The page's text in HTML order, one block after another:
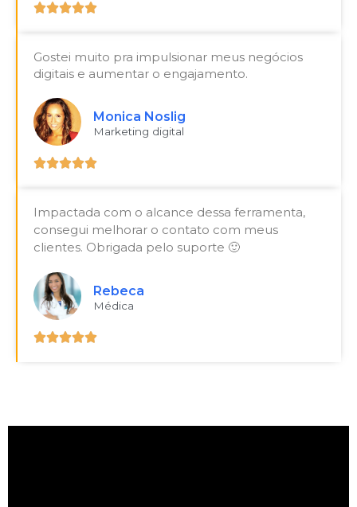

Gostei muito pra impulsionar meus negócios
digitais e aumentar o engajamento.
Monica Noslig
Marketing digital

Impactada com o alcance dessa ferramenta,
consegui melhorar o contato com meus
clientes. Obrigada pelo suporte 🙂
Rebeca
Médica
